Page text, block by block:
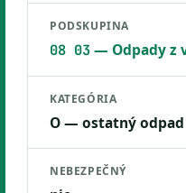
PODSKUPINA
08 03— Odpady z
KATEGÓRIA
O — ostatný odpad
NEBEZPEČNÝ